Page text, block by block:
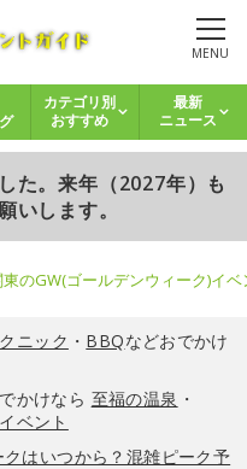
MENU
カテゴリ別
おすすめ
最新
ニュース
た。来年（2027年）も
いします。
東のGW(ゴールデンウィーク)イ
ニック ・ BBQなどおでかけ
かけなら 至福の温泉 ・
ベント
はいつから？混雑ピーク予